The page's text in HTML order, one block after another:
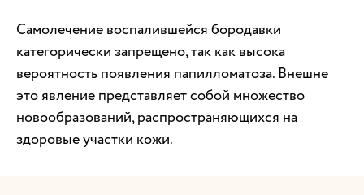
Самолечение воспалившейся бородавки
категорически запрещено, так как высока
вероятность появления папилломатоза. Внешне
это явление представляет собой множество
новообразований, распространяющихся на
здоровые участки кожи.